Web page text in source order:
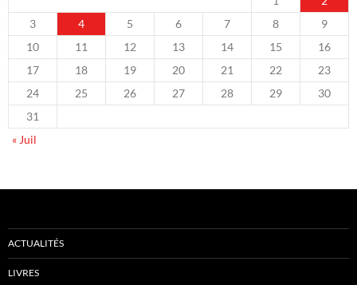
3
4 5 6 7 8
9
10
11 12 13 14 15
16
17
18 19 20 21 22
23
24
25 26 27 28 29
30
31
« Juil
ACTUALITÉS
LIVRES